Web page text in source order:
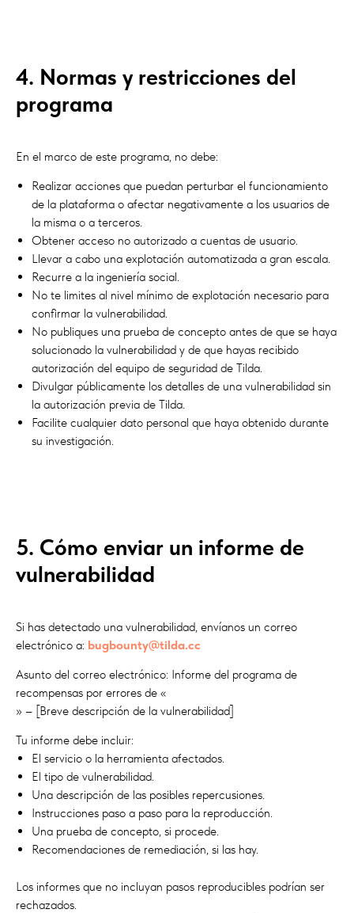
4. Normas y restricciones del
programa
En el marco de este programa, no debe:
Realizar acciones que puedan perturbar el funcionamiento
de la plataforma o afectar negativamente a los usuarios de
la misma o a terceros.
Obtener acceso no autorizado a cuentas de usuario.
Llevar a cabo una explotación automatizada a gran escala.
Recurre a la ingeniería social.
No te limites al nivel mínimo de explotación necesario para
confirmar la vulnerabilidad.
No publiques una prueba de concepto antes de que se haya
solucionado la vulnerabilidad y de que hayas recibido
autorización del equipo de seguridad de Tilda.
Divulgar públicamente los detalles de una vulnerabilidad sin
la autorización previa de Tilda.
Facilite cualquier dato personal que haya obtenido durante
su investigación.
5. Cómo enviar un informe de
vulnerabilidad
Si has detectado una vulnerabilidad, envíanos un correo
electrónico a: bugbounty@tilda.cc
Asunto del correo electrónico: Informe del programa de
recompensas por errores de «
» – [Breve descripción de la vulnerabilidad]
Tu informe debe incluir:
El servicio o la herramienta afectados.
El tipo de vulnerabilidad.
Una descripción de las posibles repercusiones.
Instrucciones paso a paso para la reproducción.
Una prueba de concepto, si procede.
Recomendaciones de remediación, si las hay.
Los informes que no incluyan pasos reproducibles podrían ser
rechazados.